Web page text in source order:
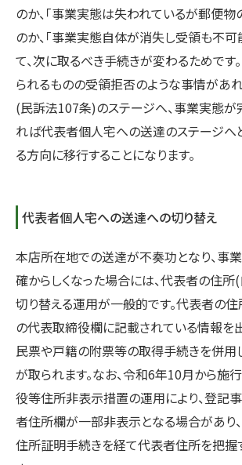
のか、「事業実態は失われているが郵便物
のか、「事業実態自体が消失し受領も不可
て、次に取るべき手続きが変わるためです
られるものの受領拒否のような事情があ
(民訴法107条)のステージへ、事業実態
れば代表者個人宅への送達のステージへ
る方向に移行することになります。
代表者個人宅への送達への切り替え
本店所在地での送達が不奏功となり、事
確からしくなった場合には、代表者の住
切り替える運用が一般的です。代表者の
の代表取締役欄に記載されている情報を
民票や戸籍の附票等の取得手続きを併用
が取られます。なお、令和6年10月から施
役等住所非表示措置の運用により、登記
者住所欄が一部非表示となる場合があり
住所証明手続きを経て代表者住所を把握